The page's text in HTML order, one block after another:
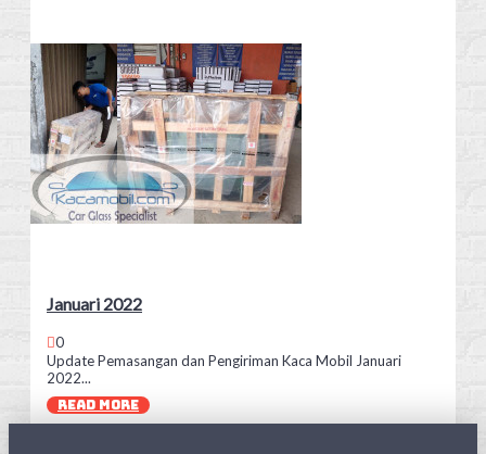
Januari 2022
0
Update Pemasangan dan Pengiriman Kaca Mobil Januari
2022...
READ MORE